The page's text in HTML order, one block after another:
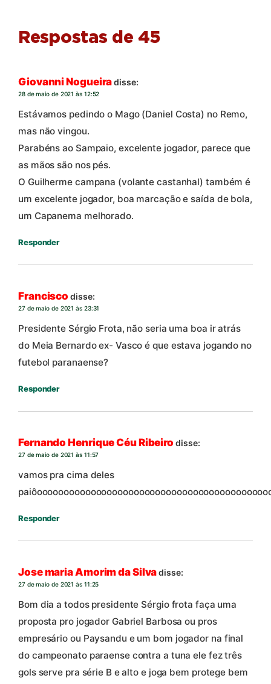
Respostas de 45
Giovanni Nogueiradisse:
28 de maio de 2021 às 12:52
Estávamos pedindo o Mago (Daniel Costa) no Remo,
mas não vingou.
Parabéns ao Sampaio, excelente jogador, parece que
as mãos são nos pés.
O Guilherme campana (volante castanhal) também é
um excelente jogador, boa marcação e saída de bola,
um Capanema melhorado.
Responder
Francisco disse:
27 de maio de 2021 às 23:31
Presidente Sérgio Frota, não seria uma boa ir atrás
do Meia Bernardo ex- Vasco é que estava jogando no
futebol paranaense?
Responder
Fernando Henrique Céu Ribeiro disse:
27 de maio de 2021 às 11:57
vamos pra cima deles
Responder
Jose maria Amorim da Silvadisse:
27 de maio de 2021 às 11:25
Bom dia a todos presidente Sérgio frota faça uma
proposta pro jogador Gabriel Barbosa ou pros
empresário ou Paysandu e um bom jogador na final
do campeonato paraense contra a tuna ele fez três
gols serve pra série B e alto e joga bem protege bem